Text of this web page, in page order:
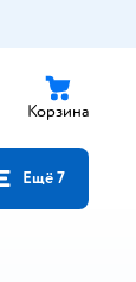
Корзина
Ещё 7